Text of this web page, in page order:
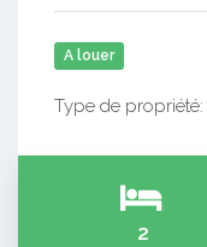
A louer
Type de propriété:
2